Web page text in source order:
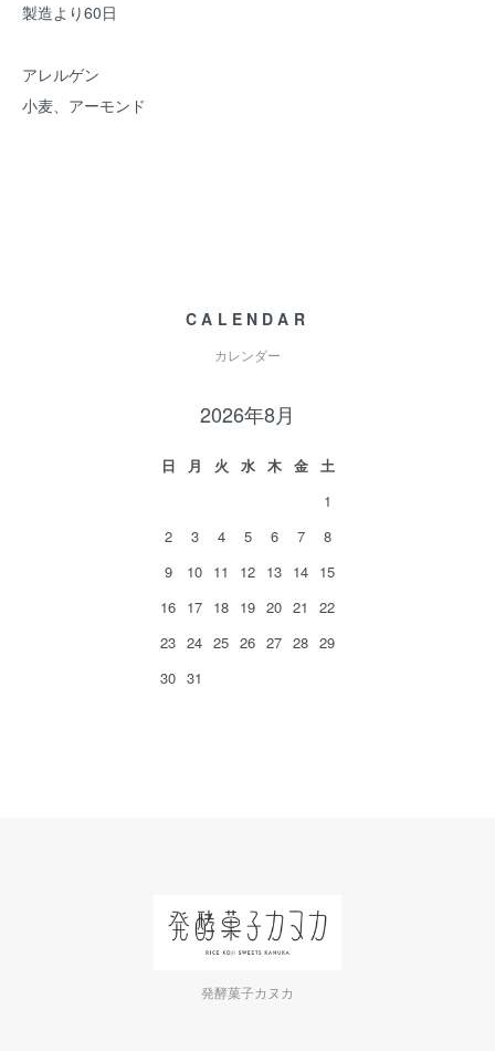
製造より60日
アレルゲン
小麦、アーモンド
CALENDAR
カレンダー
2026年8月
日 月 火 水 木 金
土
1
2
3 4 5 6 7
8
9
10 11 12 13 14 15
16 17 18 19 20 21
22
23 24 25 26 27 28 29
30 31
発酵菓子カヌカ